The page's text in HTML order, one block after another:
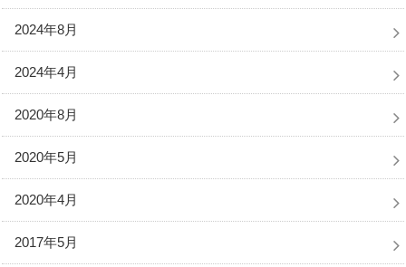
2024年8月
2024年4月
2020年8月
2020年5月
2020年4月
2017年5月